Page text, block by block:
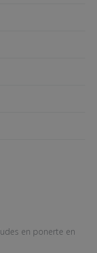
en ponerte en